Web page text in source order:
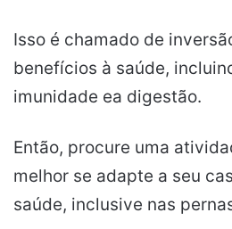
Isso é chamado de
benefícios à saúde,
imunidade ea digestão.
Então, procure uma
melhor se adapte a seu
saúde, inclusive nas